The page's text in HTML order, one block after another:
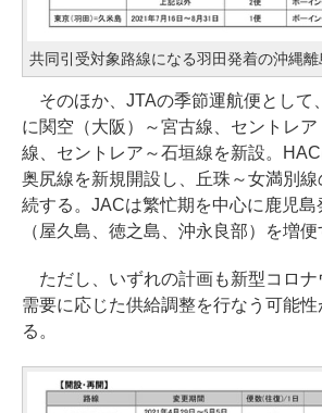
共同引受対象路線になる羽田発着の沖縄離
そのほか、JTAの季節運航便として
に関空（大阪）～宮古線、セントレ
線、セントレア～石垣線を新設。
奥尻線を新規開設し、丘珠～女満別
続する。JACは繁忙期を中心に鹿児島
（屋久島、徳之島、沖永良部）を増便
ただし、いずれの計画も新型コロナ
需要に応じた供給調整を行なう可能
る。